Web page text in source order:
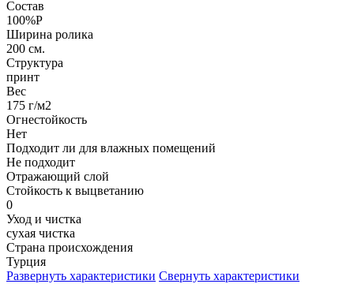
Состав
100%P
Ширина ролика
200 см.
Структура
принт
Вес
175 г/м2
Огнестойкость
Нет
Подходит ли для влажных помещений
Не подходит
Отражающий слой
Стойкость к выцветанию
0
Уход и чистка
сухая чистка
Страна происхождения
Турция
Развернуть характеристики Свернуть характеристики